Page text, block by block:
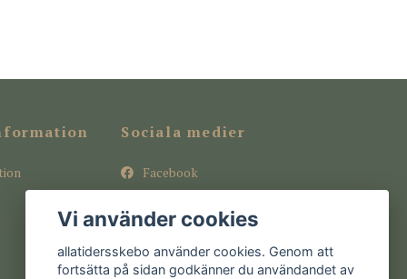
Sociala medier
Facebook
Pinterest
Vi använder cookies
allatidersskebo använder cookies. Genom att
fortsätta på sidan godkänner du användandet av